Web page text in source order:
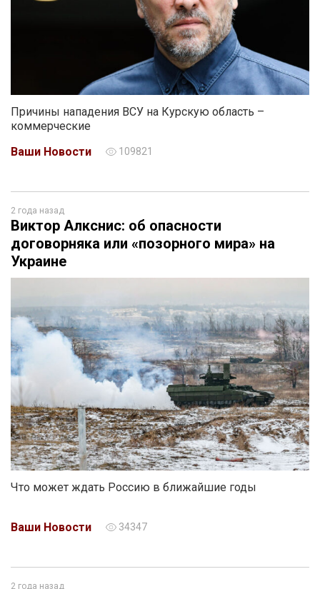
Причины нападения ВСУ на Курскую область –
коммерческие
Ваши Новости
109821
2 года назад
Виктор Алкснис: об опасности
договорняка или «позорного мира» на
Украине
Что может ждать Россию в ближайшие годы
Ваши Новости 34347
2 года назад